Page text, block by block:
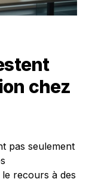
chez
pas seulement
recours à des